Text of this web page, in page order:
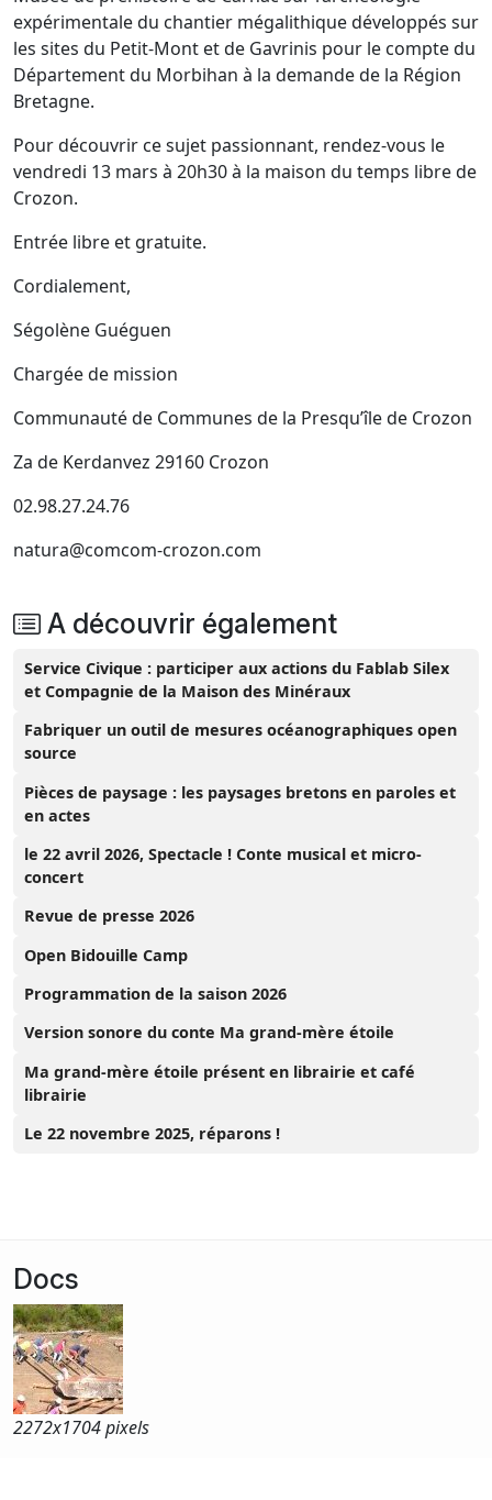
expérimentale du chantier mégalithique développés sur
les sites du Petit-Mont et de Gavrinis pour le compte du
Département du Morbihan à la demande de la Région
Bretagne.
Pour découvrir ce sujet passionnant, rendez-vous le
vendredi 13 mars à 20h30 à la maison du temps libre de
Crozon.
Entrée libre et gratuite.
Cordialement,
Ségolène Guéguen
Chargée de mission
Communauté de Communes de la Presqu’île de Crozon
Za de Kerdanvez 29160 Crozon
02.98.27.24.76
natura@comcom-crozon.com
A découvrir également
Service Civique : participer aux actions du Fablab Silex
et Compagnie de la Maison des Minéraux
Fabriquer un outil de mesures océanographiques open
source
Pièces de paysage : les paysages bretons en paroles et
en actes
le 22 avril 2026, Spectacle ! Conte musical et micro-
concert
Revue de presse 2026
Open Bidouille Camp
Programmation de la saison 2026
Version sonore du conte Ma grand-mère étoile
Ma grand-mère étoile présent en librairie et café
librairie
Le 22 novembre 2025, réparons !
Docs
2272x1704 pixels